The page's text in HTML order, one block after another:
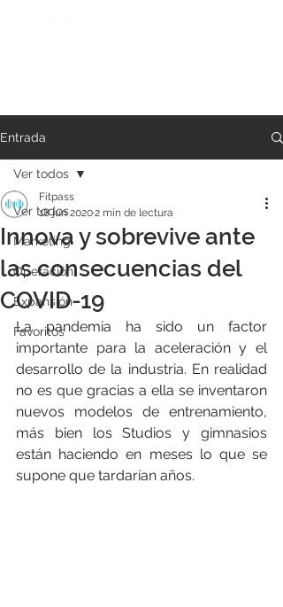
Entrada
Ver todos
Marketing
Operación
Expansión
Favoritos
Ver todos
Innova y sobrevive ante
las consecuencias del
COVID-19
Fitpass
18 jun 20202 min de lectura
La pandemia ha sido un factor
importante para la aceleración y el
desarrollo de la industria. En realidad
no es que gracias a ella se inventaron
nuevos modelos de entrenamiento,
más bien los Studios y gimnasios
están haciendo en meses lo que se
supone que tardarían años.